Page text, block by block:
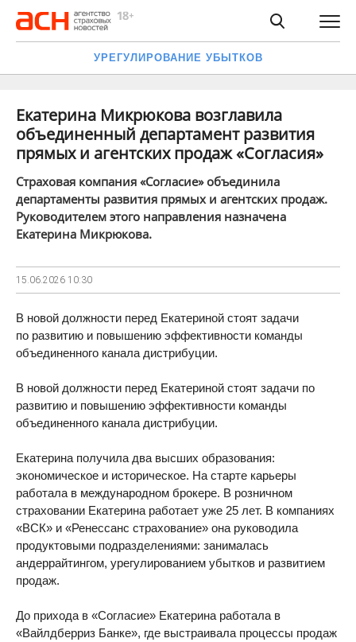
УРЕГУЛИРОВАНИЕ УБЫТКОВ
Екатерина Микрюкова возглавила
объединенный департамент развития
прямых и агентских продаж «Согласия»
Страховая компания «Согласие» объединила
департаменты развития прямых и агентских продаж.
Руководителем этого направления назначена
Екатерина Микрюкова.
15.06.2026 10:30
В новой должности перед Екатериной стоят задачи
по развитию и повышению эффективности команды
объединенного канала дистрибуции.
В новой должности перед Екатериной стоят задачи по
развитию и повышению эффективности команды
объединенного канала дистрибуции.
Екатерина получила два высших образования:
экономическое и историческое. На старте карьеры
работала в международном брокере. В розничном
страховании Екатерина работает уже 25 лет. В компаниях
«ВСК» и «Ренессанс страхование» она руководила
продуктовыми подразделениями: занималась
андеррайтингом, урегулированием убытков и развитием
продаж.
До прихода в «Согласие» Екатерина работала в
«Вайлдберриз Банке», где выстраивала процессы продаж